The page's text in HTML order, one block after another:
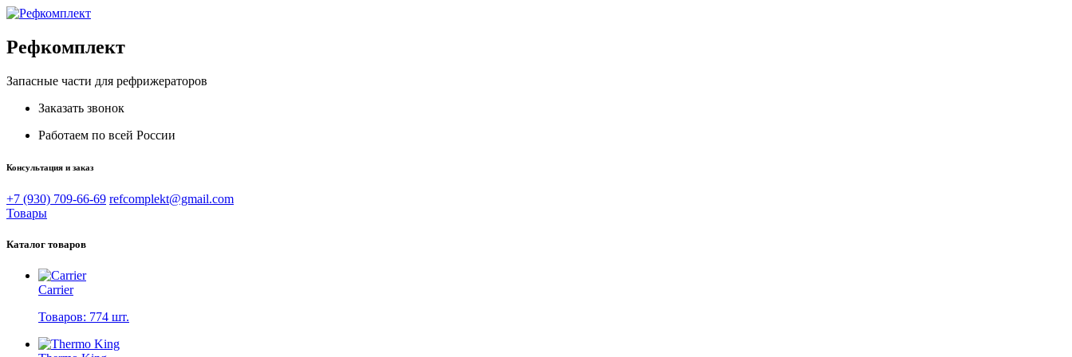
Рефкомплект
Запасные части для рефрижераторов
Заказать звонок
Работаем по всей России
Консультация и заказ
+7 (930) 709-66-69 refcomplekt@gmail.com
Товары
Каталог товаров
Carrier
Товаров: 774 шт.